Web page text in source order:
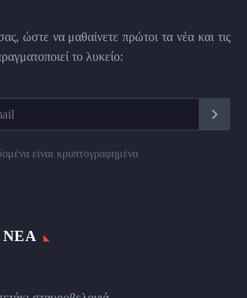
ώστε να μαθαίνετε πρώτοι τα νέα και τις
το λυκείο:
είναι κρυπτογραφημένα
ΝΈΑ